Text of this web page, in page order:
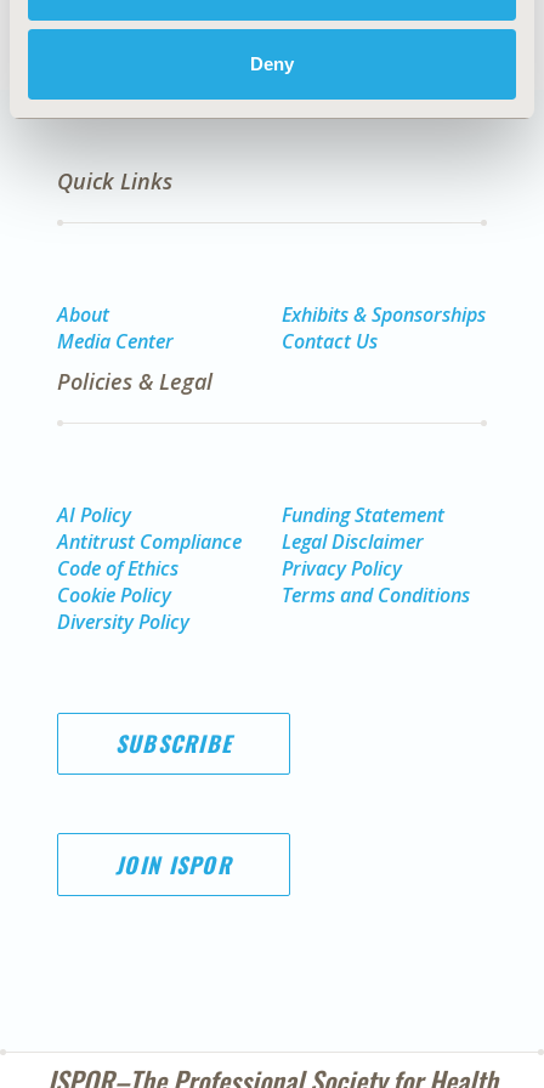
Deny
Quick Links
About
Media Center
Exhibits & Sponsorships
Contact Us
Policies & Legal
AI Policy
Antitrust Compliance
Code of Ethics
Cookie Policy
Diversity Policy
Funding Statement
Legal Disclaimer
Privacy Policy
Terms and Conditions
SUBSCRIBE
JOIN ISPOR
ISPOR–The Professional Society forHealth